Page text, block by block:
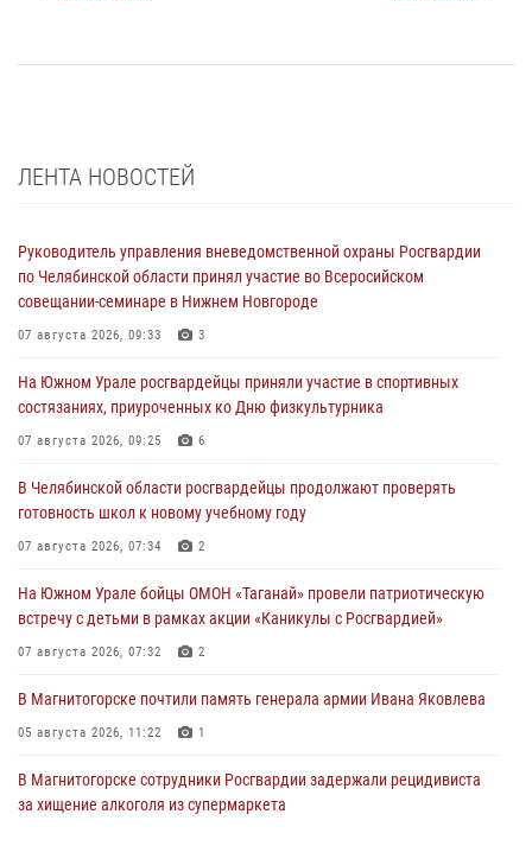
ЛЕНТА НОВОСТЕЙ
Руководитель управления вневедомственной охраны Росгвардии
по Челябинской области принял участие во Всеросийском
совещании-семинаре в Нижнем Новгороде
07 августа 2026, 09:33 3
На Южном Урале росгвардейцы приняли участие в спортивных
состязаниях, приуроченных ко Дню физкультурника
07 августа 2026, 09:25 6
В Челябинской области росгвардейцы продолжают проверять
готовность школ к новому учебному году
07 августа 2026, 07:34 2
На Южном Урале бойцы ОМОН «Таганай» провели патриотическую
встречу с детьми в рамках акции «Каникулы с Росгвардией»
07 августа 2026, 07:32 2
В Магнитогорске почтили память генерала армии Ивана Яковлева
05 августа 2026, 11:22 1
В Магнитогорске сотрудники Росгвардии задержали рецидивиста
за хищение алкоголя из супермаркета